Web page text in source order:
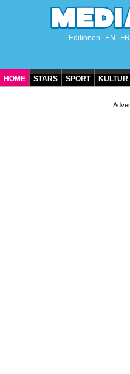
Editionen EN FR
HOME STARS SPORT KULTUR